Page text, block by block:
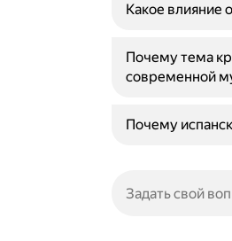
Какое влияние
Почему тема
современной
Почему